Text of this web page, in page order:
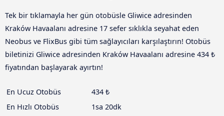
Tek bir tıklamayla her gün otobüsle Gliwice adresinden
Kraków Havaalanı adresine 17 sefer sıklıkla seyahat eden
Neobus ve FlixBus gibi tüm sağlayıcıları karşılaştırın! Otobüs
biletinizi Gliwice adresinden Kraków Havaalanı adresine 434 ₺
fiyatından başlayarak ayırtın!
En Ucuz Otobüs
434 ₺
En Hızlı Otobüs
1sa 20dk